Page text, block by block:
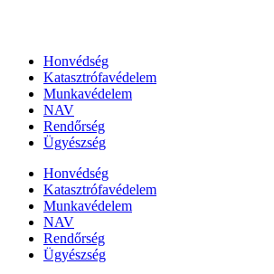
Honvédség
Katasztrófavédelem
Munkavédelem
NAV
Rendőrség
Ügyészség
Honvédség
Katasztrófavédelem
Munkavédelem
NAV
Rendőrség
Ügyészség